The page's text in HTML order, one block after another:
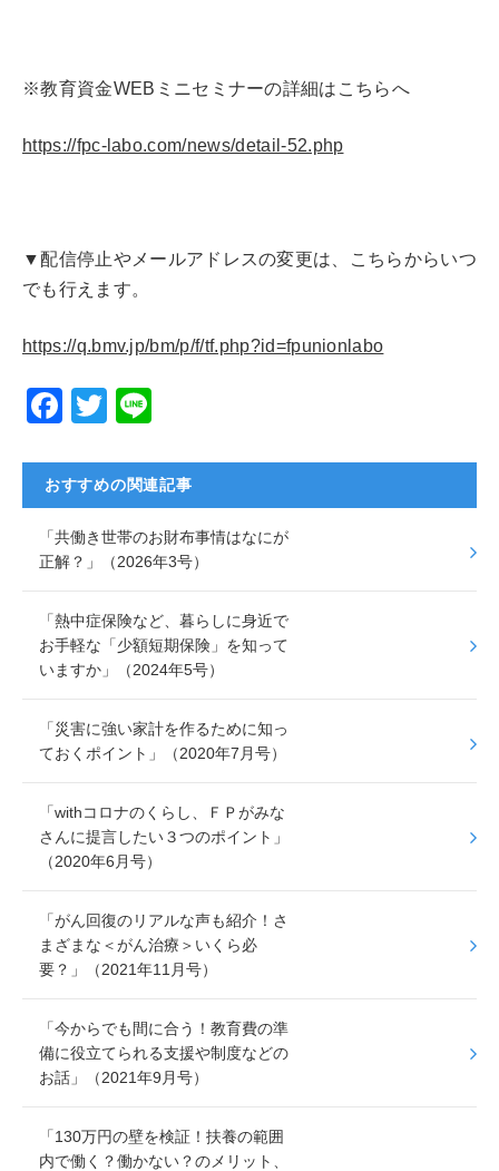
※教育資金WEBミニセミナーの詳細はこちらへ
https://fpc-labo.com/news/detail-52.php
▼配信停止やメールアドレスの変更は、こちらからいつ
でも行えます。
https://q.bmv.jp/bm/p/f/tf.php?id=fpunionlabo
F
c
e
b
o
o
k
T
tt
er
e
おすすめの関連記事
「共働き世帯のお財布事情はなにが
正解？」（2026年3号）
「熱中症保険など、暮らしに身近で
お手軽な「少額短期保険」を知って
いますか」（2024年5号）
「災害に強い家計を作るために知っ
ておくポイント」（2020年7月号）
「withコロナのくらし、ＦＰがみな
さんに提言したい３つのポイント」
（2020年6月号）
「がん回復のリアルな声も紹介！さ
まざまな＜がん治療＞いくら必
要？」（2021年11月号）
「今からでも間に合う！教育費の準
備に役立てられる支援や制度などの
お話」（2021年9月号）
「130万円の壁を検証！扶養の範囲
内で働く？働かない？のメリット、